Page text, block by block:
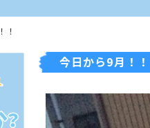
！
今日から9月！！